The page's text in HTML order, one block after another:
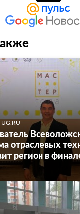
отраслевых
регион в